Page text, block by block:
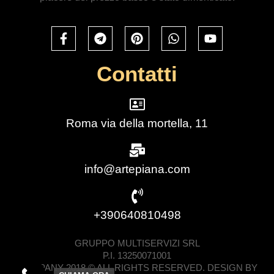
Contatti
Roma via della mortella, 11
info@artepiana.com
+390640810498
GRUPPO MULTISERVIZI SRL
P.I. 13250071001
COMPANY 2018 © ALL RIGHTS RESERVED. DESIGN BY